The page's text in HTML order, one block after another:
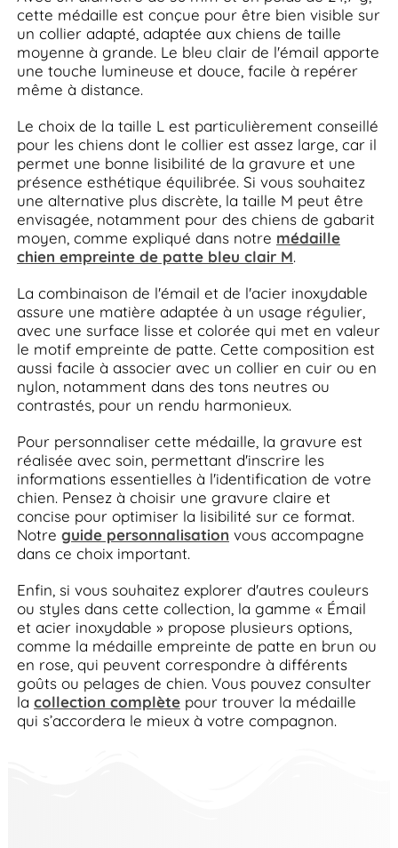
cette médaille est conçue pour être bien visible sur
un collier adapté, adaptée aux chiens de taille
moyenne à grande. Le bleu clair de l'émail apporte
une touche lumineuse et douce, facile à repérer
même à distance.
Le choix de la taille L est particulièrement conseillé
pour les chiens dont le collier est assez large, car il
permet une bonne lisibilité de la gravure et une
présence esthétique équilibrée. Si vous souhaitez
une alternative plus discrète, la taille M peut être
envisagée, notamment pour des chiens de gabarit
moyen, comme expliqué dans notre médaille
chien empreinte de patte bleu clair M.
La combinaison de l'émail et de l'acier inoxydable
assure une matière adaptée à un usage régulier,
avec une surface lisse et colorée qui met en valeur
le motif empreinte de patte. Cette composition est
aussi facile à associer avec un collier en cuir ou en
nylon, notamment dans des tons neutres ou
contrastés, pour un rendu harmonieux.
Pour personnaliser cette médaille, la gravure est
réalisée avec soin, permettant d'inscrire les
informations essentielles à l'identification de votre
chien. Pensez à choisir une gravure claire et
concise pour optimiser la lisibilité sur ce format.
Notre guide personnalisation vous accompagne
dans ce choix important.
Enfin, si vous souhaitez explorer d'autres couleurs
ou styles dans cette collection, la gamme « Émail
et acier inoxydable » propose plusieurs options,
comme la médaille empreinte de patte en brun ou
en rose, qui peuvent correspondre à différents
goûts ou pelages de chien. Vous pouvez consulter
la collection complètepour trouver la médaille
qui s’accordera le mieux à votre compagnon.